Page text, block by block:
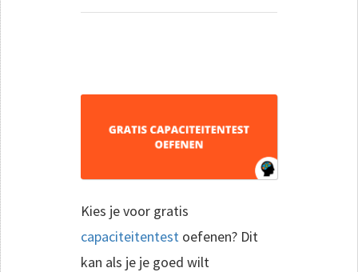
Kies je voor gratis
capaciteitentest oefenen? Dit
kan als je je goed wilt